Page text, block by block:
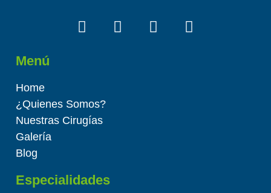
Menú
Home
¿Quienes Somos?
Nuestras Cirugías
Galería
Blog
Especialidades